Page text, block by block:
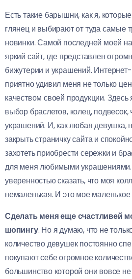
Есть такие барышни, как я,
глянец и выбирают от туда самые
новинки. Самой последней моей
яркий сайт, где представлен
бижутерии и украшений.
приятно удивил меня не только
качеством своей продукции.
выбор браслетов, колец,
украшений. И, как любая девушка,
закрыть страничку сайта и
захотеть приобрести сережки и
для меня любимыми украшениями.
уверенностью сказать, что моя
немаленькая. И это мое маленькое
Сделать меня еще счастливей
шопингу. Но я думаю, что не
количество девушек постоянно
покупают себе огромное
большинство которой они вовсе